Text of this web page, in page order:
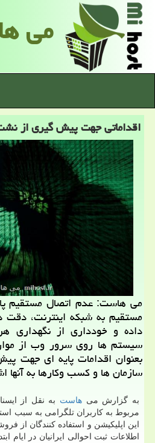
می
اقداماتی جهت پیش گیری از
می هاست: عدم اتصال مستقیم
مستقیم به شبكه اینترنت، دقت
داده و خودداری از نگهداری
سیستم ها روی سرور وب از
بعنوان اقدامات پایه ای جهت
سازمان ها و كسب وكارها به آنها
به گزارش می هاست به نقل از
مربوط به کاربران تلگرامی به سبب
این اپلیکیشن و استفاده کنندگان از
اطلاعات ثبت احوالی ایرانیان در ایام